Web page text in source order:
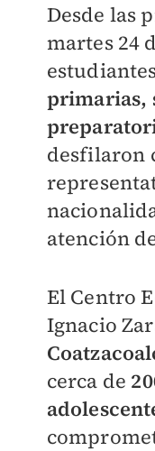
Desde las
martes 24
primarias,
desfilaron
atención
El Centro
Ignacio
cerca de